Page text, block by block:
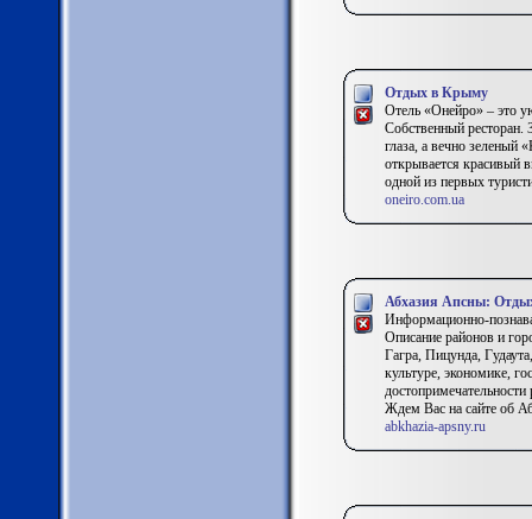
Отдых в Крыму
Отель «Онейро» – это
Собственный ресторан.
глаза, а вечно зеленый
открывается красивый
одной из первых
oneiro.com.ua
Абхазия Апсны:
Информационно-
Описание районов и
Гагра, Пицунда,
культуре, экономике,
Ждем Вас на сайте об
abkhazia-apsny.ru